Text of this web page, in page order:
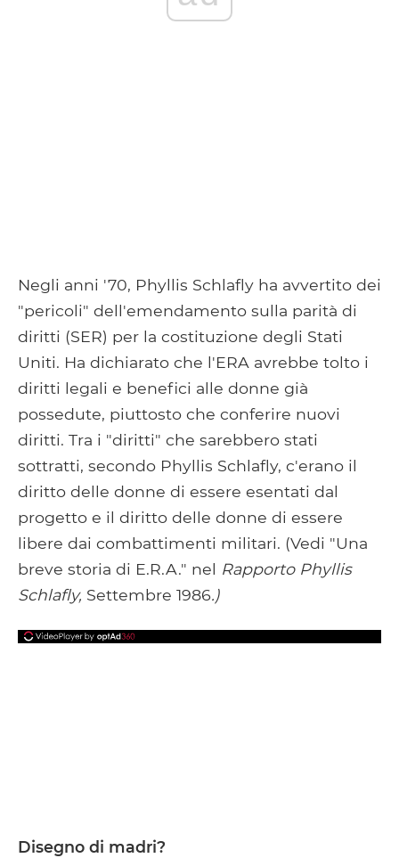
Negli anni '70, Phyllis Schlafly ha avvertito dei
"pericoli" dell'emendamento sulla parità di
diritti (SER) per la costituzione degli Stati
Uniti. Ha dichiarato che l'ERA avrebbe tolto i
diritti legali e benefici alle donne già
possedute, piuttosto che conferire nuovi
diritti. Tra i "diritti" che sarebbero stati
sottratti, secondo Phyllis Schlafly, c'erano il
diritto delle donne di essere esentati dal
progetto e il diritto delle donne di essere
libere dai combattimenti militari. (Vedi "Una
breve storia di E.R.A." nel Rapporto Phyllis
Schlafly, Settembre 1986.)
Disegno di madri?